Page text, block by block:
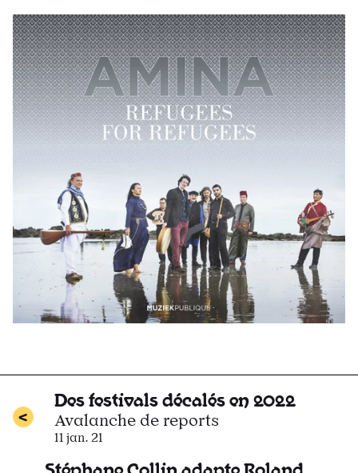
Des festivals décalés en 2022
Avalanche de reports
11 jan. 21